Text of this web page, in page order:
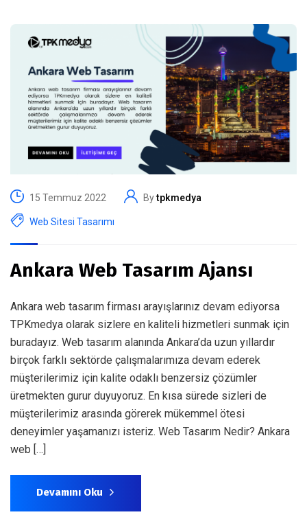
15 Temmuz 2022 Bytpkmedya
Web Sitesi Tasarımı
Ankara Web Tasarım Ajansı
Ankara web tasarım firması arayışlarınız devam ediyorsa
TPKmedya olarak sizlere en kaliteli hizmetleri sunmak için
buradayız. Web tasarım alanında Ankara’da uzun yıllardır
birçok farklı sektörde çalışmalarımıza devam ederek
müşterilerimiz için kalite odaklı benzersiz çözümler
üretmekten gurur duyuyoruz. En kısa sürede sizleri de
müşterilerimiz arasında görerek mükemmel ötesi
deneyimler yaşamanızı isteriz. Web Tasarım Nedir? Ankara
web […]
Devamını Oku